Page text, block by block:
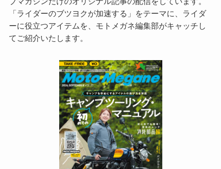
「ライダーのブツヨクが加速する」をテーマに、ライダ
ーに役立つアイテムを、モトメガネ編集部がキャッチし
てご紹介いたします。